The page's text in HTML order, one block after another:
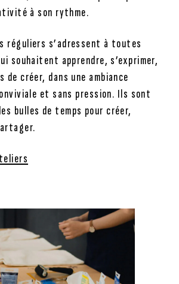
à son rythme.
réguliers s’adressent à toutes
souhaitent apprendre, s’exprimer,
de créer, dans une ambiance
et sans pression. Ils sont
bulles de temps pour créer,